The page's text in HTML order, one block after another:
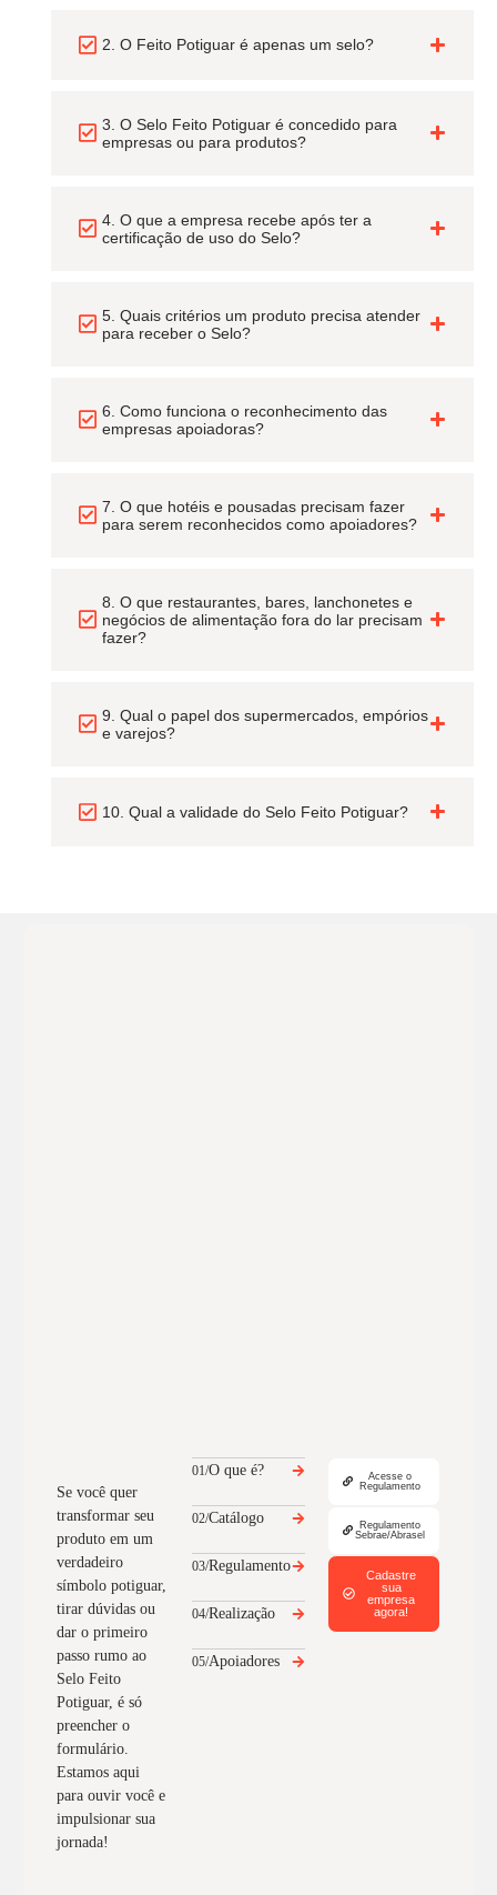
2. O Feito Potiguar é apenas um selo?
3. O Selo Feito Potiguar é concedido para
empresas ou para produtos?
4. O que a empresa recebe após ter a
certificação de uso do Selo?
5. Quais critérios um produto precisa atender
para receber o Selo?
6. Como funciona o reconhecimento das
empresas apoiadoras?
7. O que hotéis e pousadas precisam fazer
para serem reconhecidos como apoiadores?
8. O que restaurantes, bares, lanchonetes e
negócios de alimentação fora do lar precisam
fazer?
9. Qual o papel dos supermercados, empórios
e varejos?
10. Qual a validade do Selo Feito Potiguar?
Se você quer
transformar seu
produto em um
verdadeiro
símbolo potiguar,
tirar dúvidas ou
dar o primeiro
passo rumo ao
Selo Feito
Potiguar, é só
preencher o
formulário.
Estamos aqui
para ouvir você e
impulsionar sua
jornada!
01/O que é?
02/Catálogo
03/Regulamento
04/Realização
05/Apoiadores
Acesse o
Regulamento
Regulamento
Sebrae/Abrasel
Cadastre
sua
empresa
agora!